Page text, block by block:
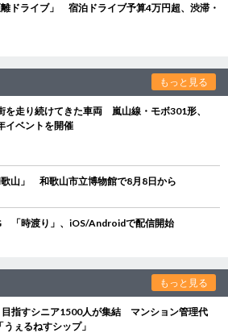
ドライブ」 宿泊ドライブ予算4万円超、渋滞・
もっと見る
を走り続けてきた車両 嵐山線・モボ301形、
イベントを開催
山」 和歌山市立博物館で8月8日から
「時渡り」、iOS/Androidで配信開始
もっと見る
目指すシニア1500人が集結 マンション管理代
ぇるねすシップ」